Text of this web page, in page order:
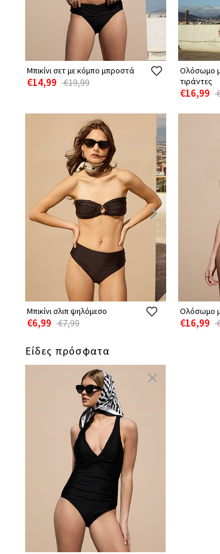
Μπικίνι σετ με κόμπο μπροστά
€14,99 €19,99
Ολόσωμο
τιράντες
€16,99
Μπικίνι σλιπ ψηλόμεσο
€6,99 €7,99
Ολόσωμο
€16,99
Είδες πρόσφατα